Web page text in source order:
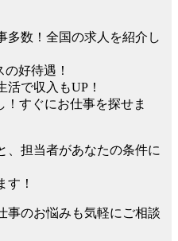
多数！全国の求人を紹介し
好待遇！
で収入もUP！
すぐにお仕事を探せま
、担当者があなたの条件に
す！
事のお悩みも気軽にご相談